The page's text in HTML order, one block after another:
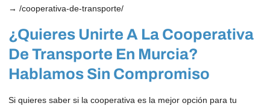
→ /cooperativa-de-transporte/
¿Quieres Unirte A La Cooperativa
De Transporte En Murcia?
Hablamos Sin Compromiso
Si quieres saber si la cooperativa es la mejor opción para tu